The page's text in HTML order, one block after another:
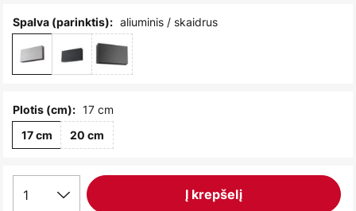
Spalva (parinktis): aliuminis / skaidrus
Plotis (cm): 17 cm
17 cm 20 cm
1 Į krepšelį